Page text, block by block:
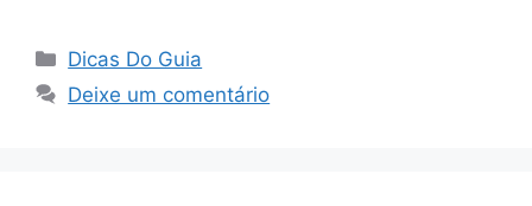
Categorias
Dicas Do Guia
Deixe um comentário